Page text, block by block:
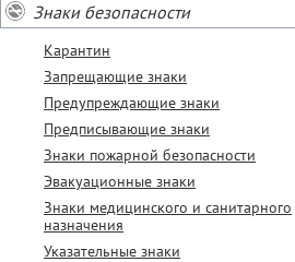
Знаки безопасности
Карантин
Запрещающие знаки
Предупреждающие знаки
Предписывающие знаки
Знаки пожарной безопасности
Эвакуационные знаки
Знаки медицинского и санитарного
назначения
Указательные знаки